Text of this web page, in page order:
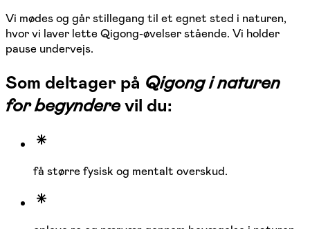
Vi mødes og går stillegang til et egnet sted i naturen,
hvor vi laver lette Qigong-øvelser stående. Vi holder
pause undervejs.
Som deltager på Qigong i naturen
for begynderevil du:
få større fysisk og mentalt overskud.